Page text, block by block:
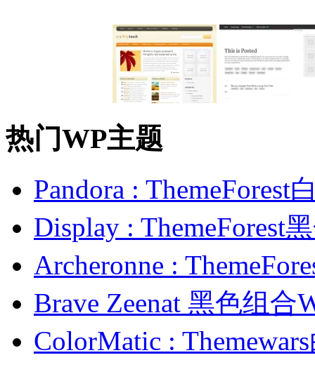
热门WP主题
Pandora : ThemeForest
Display : ThemeForest
Archeronne :
Brave Zeenat 黑色组合
ColorMatic :